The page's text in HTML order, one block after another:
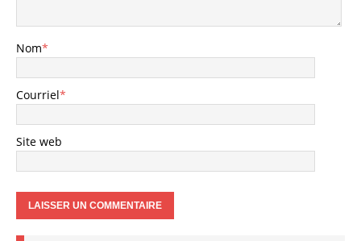
Nom*
Courriel*
Site web